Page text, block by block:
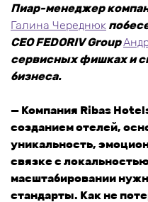
Пиар-менеджер
Галина Череднюк
СЕО FEDORIV Group
сервисных фишках и
бизнеса.
— Компания Ribas
созданием отелей,
уникальность,
связке с
масштабировании
стандарты. Как не